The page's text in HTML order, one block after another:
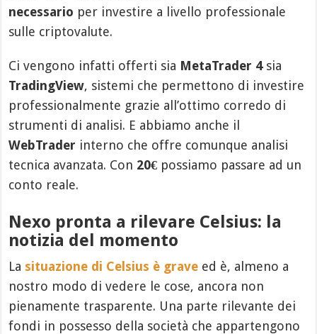
necessario per investire a livello professionale
sulle criptovalute.
Ci vengono infatti offerti sia MetaTrader 4sia
TradingView, sistemi che permettono di investire
professionalmente grazie all’ottimo corredo di
strumenti di analisi. E abbiamo anche il
WebTrader interno che offre comunque analisi
tecnica avanzata. Con 20€ possiamo passare ad un
conto reale.
Nexo pronta a rilevare Celsius: la
notizia del momento
La situazione di Celsius è grave ed è, almeno a
nostro modo di vedere le cose, ancora non
pienamente trasparente. Una parte rilevante dei
fondi in possesso della società che appartengono